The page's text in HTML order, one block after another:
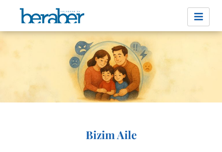
Bizim Aile